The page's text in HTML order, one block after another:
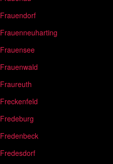
Frauendorf
Frauenneuharting
Frauensee
Frauenwald
Fraureuth
Freckenfeld
Fredeburg
Fredenbeck
Fredesdorf